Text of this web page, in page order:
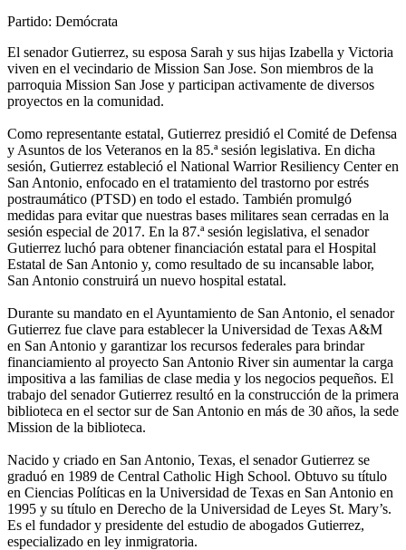
Partido: Demócrata
El senador Gutierrez, su esposa Sarah y sus hijas Izabella y Victoria
viven en el vecindario de Mission San Jose. Son miembros de la
parroquia Mission San Jose y participan activamente de diversos
proyectos en la comunidad.
Como representante estatal, Gutierrez presidió el Comité de Defensa
y Asuntos de los Veteranos en la 85.ª sesión legislativa. En dicha
sesión, Gutierrez estableció el National Warrior Resiliency Center en
San Antonio, enfocado en el tratamiento del trastorno por estrés
postraumático (PTSD) en todo el estado. También promulgó
medidas para evitar que nuestras bases militares sean cerradas en la
sesión especial de 2017. En la 87.ª sesión legislativa, el senador
Gutierrez luchó para obtener financiación estatal para el Hospital
Estatal de San Antonio y, como resultado de su incansable labor,
San Antonio construirá un nuevo hospital estatal.
Durante su mandato en el Ayuntamiento de San Antonio, el senador
Gutierrez fue clave para establecer la Universidad de Texas A&M
en San Antonio y garantizar los recursos federales para brindar
financiamiento al proyecto San Antonio River sin aumentar la carga
impositiva a las familias de clase media y los negocios pequeños. El
trabajo del senador Gutierrez resultó en la construcción de la primera
biblioteca en el sector sur de San Antonio en más de 30 años, la sede
Mission de la biblioteca.
Nacido y criado en San Antonio, Texas, el senador Gutierrez se
graduó en 1989 de Central Catholic High School. Obtuvo su título
en Ciencias Políticas en la Universidad de Texas en San Antonio en
1995 y su título en Derecho de la Universidad de Leyes St. Mary’s.
Es el fundador y presidente del estudio de abogados Gutierrez,
especializado en ley inmigratoria.